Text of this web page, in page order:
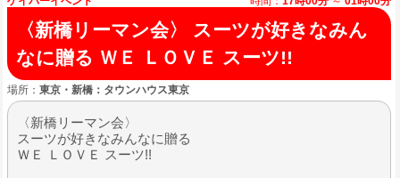
〈新橋リーマン会〉 スーツが好きなみん
なに贈る ＷＥ ＬＯＶＥ スーツ!!
場所： 東京・新橋：タウンハウス東京
〈新橋リーマン会〉
スーツが好きなみんなに贈る
ＷＥ ＬＯＶＥ スーツ!!